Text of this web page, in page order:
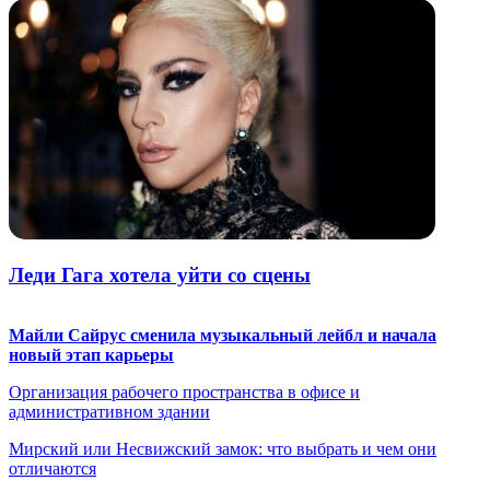
Леди Гага хотела уйти со сцены
Майли Сайрус сменила музыкальный лейбл и начала
новый этап карьеры
Организация рабочего пространства в офисе и
административном здании
Мирский или Несвижский замок: что выбрать и чем они
отличаются